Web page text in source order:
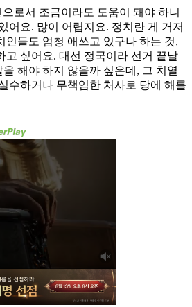
로서 조금이라도 도움이 돼야 하니
어요. 많이 어렵지요. 정치란 게 거저
인들도 엄청 애쓰고 있구나 하는 것,
고 싶어요. 대선 정국이라 선거 끝날
해야 하지 않을까 싶은데, 그 치열
수하거나 무책임한 처사로 당에 해를